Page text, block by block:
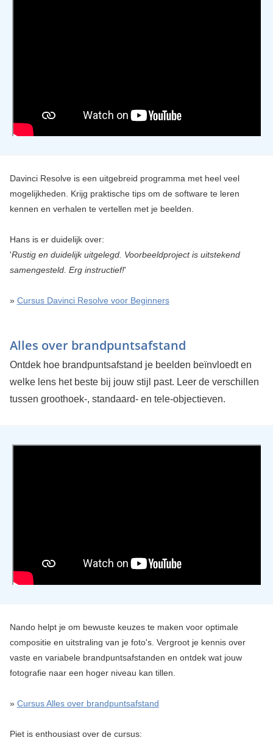
Davinci Resolve is een uitgebreid programma met heel veel
mogelijkheden. Krijg praktische tips om de software te leren
kennen en verhalen te vertellen met je beelden.
Hans is er duidelijk over:
'Rustig en duidelijk uitgelegd. Voorbeeldproject is uitstekend
samengesteld. Erg instructief!'
» Cursus Davinci Resolve voor Beginners
Alles over brandpuntsafstand
Ontdek hoe brandpuntsafstand je beelden beïnvloedt en
welke lens het beste bij jouw stijl past. Leer de verschillen
tussen groothoek-, standaard- en tele-objectieven.
Nando helpt je om bewuste keuzes te maken voor optimale
compositie en uitstraling van je foto's. Vergroot je kennis over
vaste en variabele brandpuntsafstanden en ontdek wat jouw
fotografie naar een hoger niveau kan tillen.
» Cursus Alles over brandpuntsafstand
Piet is enthousiast over de cursus: